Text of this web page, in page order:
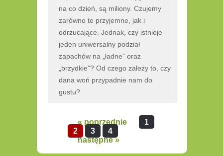
na co dzień, są miliony. Czujemy
zarówno te przyjemne, jak i
odrzucające. Jednak, czy istnieje
jeden uniwersalny podział
zapachów na „ładne” oraz
„brzydkie”? Od czego zależy to, czy
dana woń przypadnie nam do
gustu?
« poprzednie
1
2
3
4
następne »